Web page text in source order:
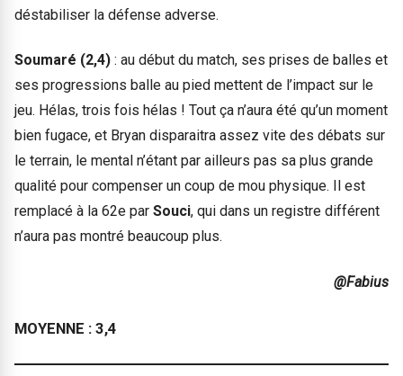
déstabiliser la défense adverse.
Soumaré (2,4) : au début du match, ses prises de balles et
ses progressions balle au pied mettent de l’impact sur le
jeu. Hélas, trois fois hélas ! Tout ça n’aura été qu’un moment
bien fugace, et Bryan disparaitra assez vite des débats sur
le terrain, le mental n’étant par ailleurs pas sa plus grande
qualité pour compenser un coup de mou physique. Il est
remplacé à la 62e par Souci, qui dans un registre différent
n’aura pas montré beaucoup plus.
@Fabius
MOYENNE : 3,4